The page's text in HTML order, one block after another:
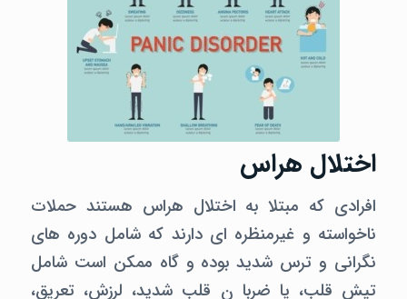
اختلال هراس
افرادی که مبتلا به اختلال هراس هستند حملات
ناخواسته و غیرمنظره ای دارند که شامل دوره های
نگرانی و ترس شدید بوده و گاه ممکن است شامل
تپش قلب، یا ضربا ن قلب شدید، لرزش، تعریق،